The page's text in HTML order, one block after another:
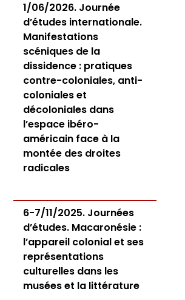
1/06/2026. Journée
d’études internationale.
Manifestations
scéniques de la
dissidence : pratiques
contre-coloniales, anti-
coloniales et
décoloniales dans
l’espace ibéro-
américain face à la
montée des droites
radicales
6-7/11/2025. Journées
d’études. Macaronésie :
l’appareil colonial et ses
représentations
culturelles dans les
musées et la littérature